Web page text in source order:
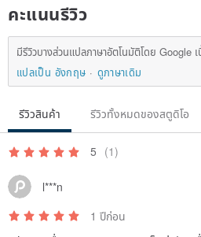
คะแนนรีวิว
มีรีวิวบางส่วนแปลภาษาอัตโนมัติโดย Google
แปลเป็น อังกฤษ
ดูภาษาเดิม
รีวิวสินค้า รีวิวทั้งหมดของสตูดิโอ
5 (1)
l***n
1 ปีก่อน